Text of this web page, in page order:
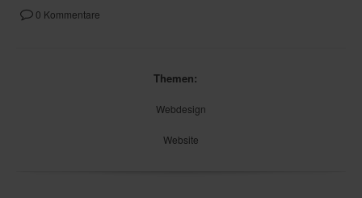
0 Kommentare
Themen:
Webdesign
Website